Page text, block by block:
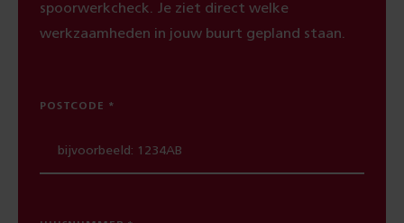
spoorwerkcheck. Je ziet direct welke
werkzaamheden in jouw buurt gepland staan.
POSTCODE